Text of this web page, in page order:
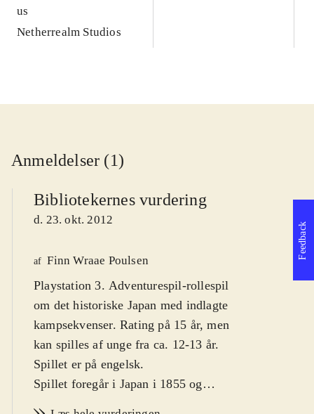
us
Netherrealm Studios
Anmeldelser (1)
Bibliotekernes vurdering
d. 23. okt. 2012
af Finn Wraae Poulsen
Playstation 3. Adventurespil-rollespil
om det historiske Japan med indlagte
kampsekvenser. Rating på 15 år, men
kan spilles af unge fra ca. 12-13 år.
Spillet er på engelsk.
Spillet foregår i Japan i 1855 og
Feedback